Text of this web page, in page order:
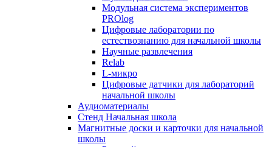
Модульная система экспериментов
PROlog
Цифровые лаборатории по
естествознанию для начальной школы
Научные развлечения
Relab
L-микро
Цифровые датчики для лабораторий
начальной школы
Аудиоматериалы
Стенд Начальная школа
Магнитные доски и карточки для начальной
школы